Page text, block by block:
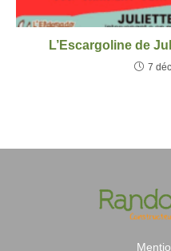
L’Escargoline de
7